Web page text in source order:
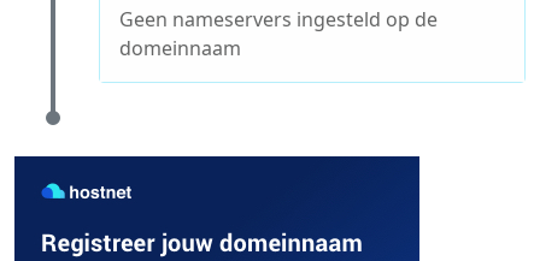
Geen nameservers ingesteld op de
domeinnaam